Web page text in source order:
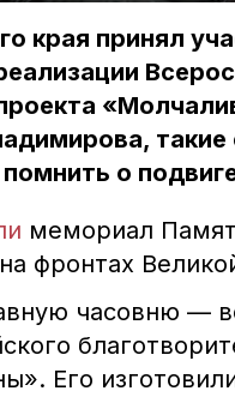
края принял
о
мемориал
фронтах
часовню —
Его